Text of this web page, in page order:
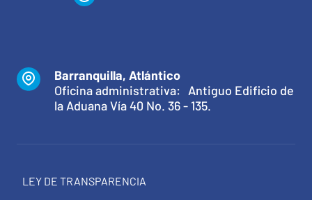
Barranquilla, Atlántico
Oficina administrativa: Antiguo Edificio de
la Aduana Vía 40 No. 36 - 135.
LEY DE TRANSPARENCIA